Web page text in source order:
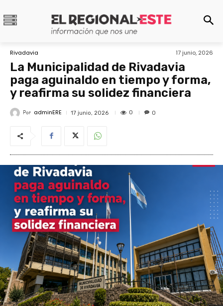
Rivadavia 17 junio, 2026
La Municipalidad de Rivadavia
paga aguinaldo en tiempo y forma,
y reafirma su solidez financiera
Por adminERE 17 junio, 2026 0 0